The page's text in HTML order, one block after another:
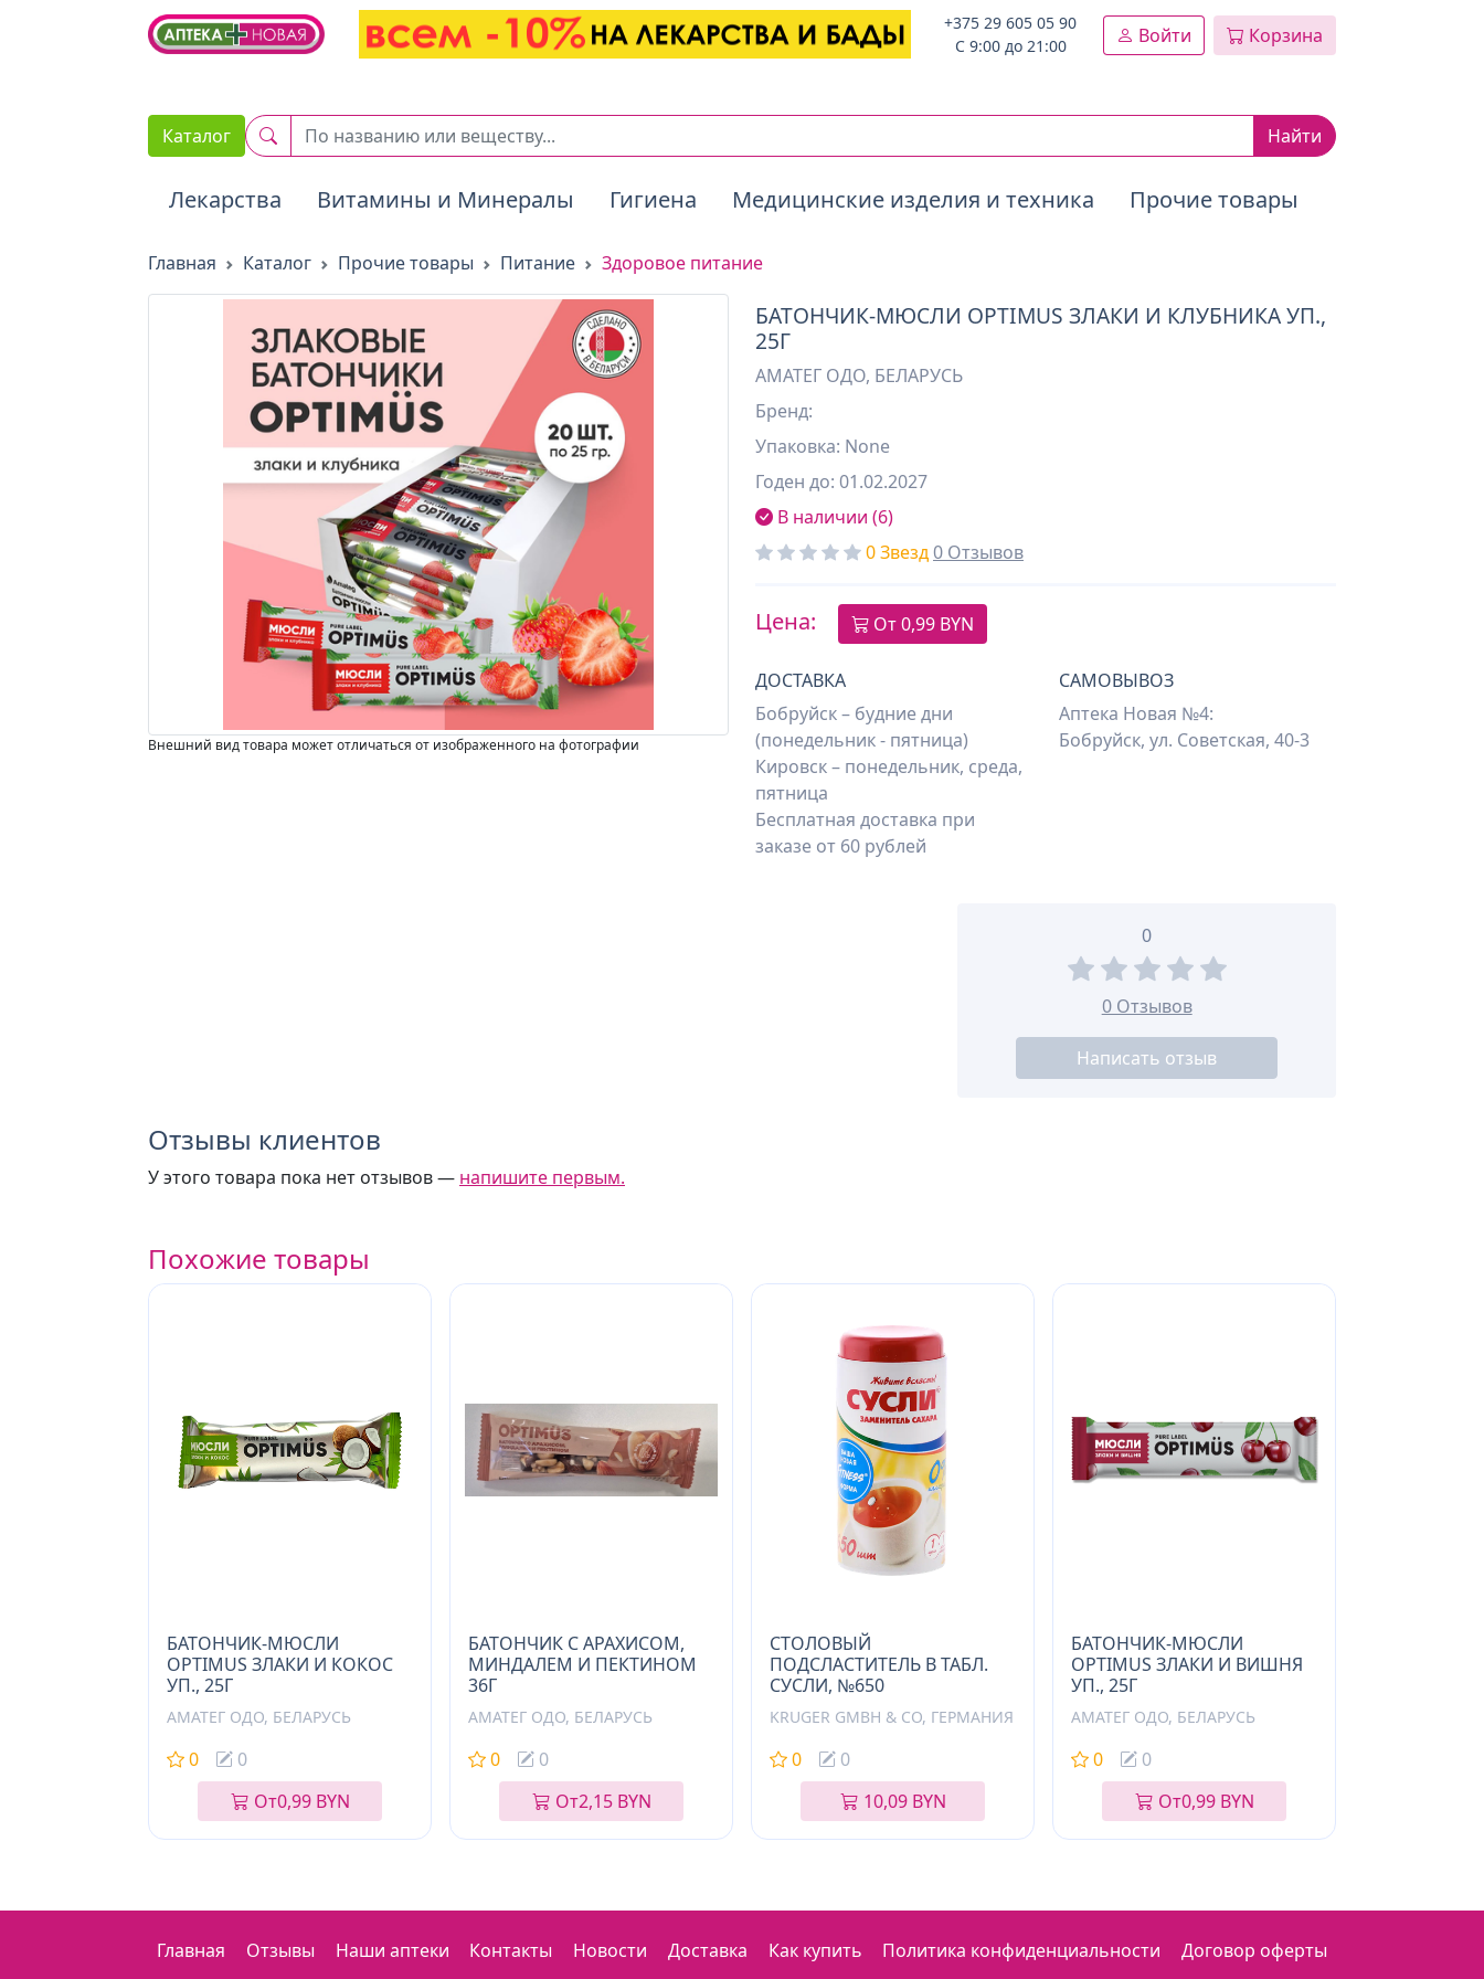
2. Вставьте этот код сразу же после открывающего тега :
+375 29 605 05 90
C 9:00 до 21:00
Войти Корзина
Каталог Найти
Лекарства Витамины и Минералы Гигиена Медицинские изделия и техника Прочие товары
Главная Каталог Прочие товары Питание Здоровое питание
Внешний вид товара может отличаться от изображенного на фотографии
БАТОНЧИК-МЮСЛИ OPTIMUS ЗЛАКИ И КЛУБНИКА УП.,
25Г
АМАТЕГ ОДО, БЕЛАРУСЬ
Бренд:
Упаковка: None
Годен до: 01.02.2027
В наличии (6)
0 Звезд0 Отзывов
Цена: От0,99 BYN
ДОСТАВКА
Бобруйск – будние дни
(понедельник - пятница)
Кировск – понедельник, среда,
пятница
Бесплатная доставка при
заказе от 60 рублей
САМОВЫВОЗ
Аптека Новая №4:
Бобруйск, ул. Советская, 40-3
0
0 Отзывов
Написать отзыв
Отзывы клиентов
У этого товара пока нет отзывов — напишите первым.
Похожие товары
БАТОНЧИК-МЮСЛИ
OPTIMUS ЗЛАКИ И КОКОС
УП., 25Г
АМАТЕГ ОДО, БЕЛАРУСЬ
0
0
От0,99 BYN
БАТОНЧИК С АРАХИСОМ,
МИНДАЛЕМ И ПЕКТИНОМ
36Г
АМАТЕГ ОДО, БЕЛАРУСЬ
0
0
От2,15 BYN
СТОЛОВЫЙ
ПОДСЛАСТИТЕЛЬ В ТАБЛ.
СУСЛИ, №650
KRUGER GMBH & CO, ГЕРМАНИЯ
0
0
10,09 BYN
БАТОНЧИК-МЮСЛИ
OPTIMUS ЗЛАКИ И ВИШНЯ
УП., 25Г
АМАТЕГ ОДО, БЕЛАРУСЬ
0
0
От0,99 BYN
Главная Отзывы Наши аптеки Контакты Новости Доставка Как купить Политика конфиденциальности Договор оферты